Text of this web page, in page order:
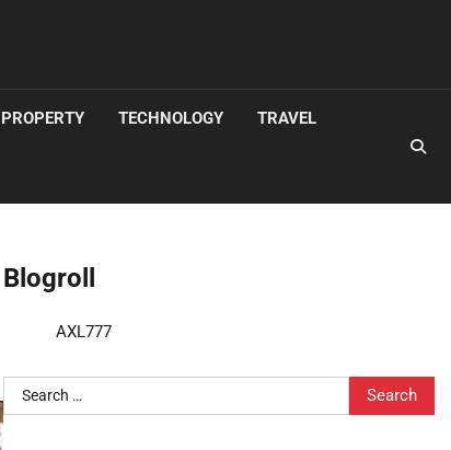
PROPERTY TECHNOLOGY TRAVEL
Blogroll
AXL777
Search
for: